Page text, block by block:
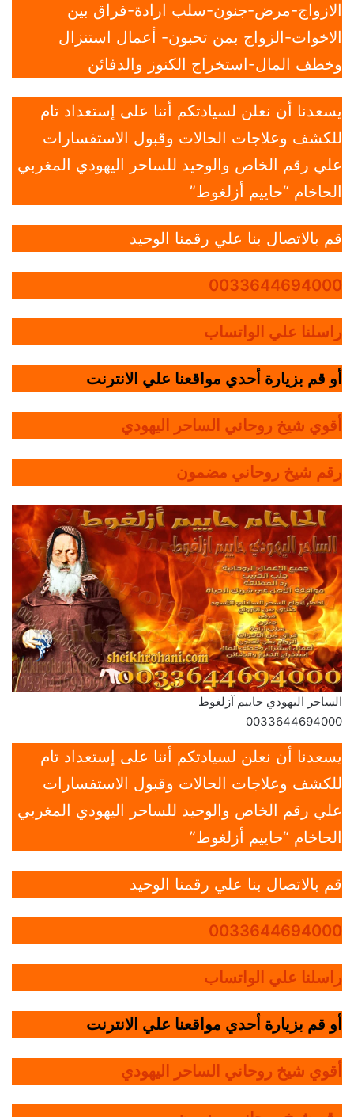
الازواج-مرض-جنون-سلب ارادة-فراق بين
الاخوات-الزواج بمن تحبون- أعمال استنزال
وخطف المال-استخراج الكنوز والدفائن
يسعدنا أن نعلن لسيادتكم أننا على إستعداد تام
للكشف وعلاجات الحالات وقبول الاستفسارات
علي رقم الخاص والوحيد للساحر اليهودي المغربي
الحاخام “حاييم أزلغوط”
قم بالاتصال بنا علي رقمنا الوحيد
0033644694000
راسلنا علي الواتساب
أو قم بزيارة أحدي مواقعنا علي الانترنت
أقوي شيخ روحاني الساحر اليهودي
رقم شيخ روحاني مضمون
الساحر اليهودي حاييم آزلغوط
0033644694000
يسعدنا أن نعلن لسيادتكم أننا على إستعداد تام
للكشف وعلاجات الحالات وقبول الاستفسارات
علي رقم الخاص والوحيد للساحر اليهودي المغربي
الحاخام “حاييم أزلغوط”
قم بالاتصال بنا علي رقمنا الوحيد
0033644694000
راسلنا علي الواتساب
أو قم بزيارة أحدي مواقعنا علي الانترنت
أقوي شيخ روحاني الساحر اليهودي